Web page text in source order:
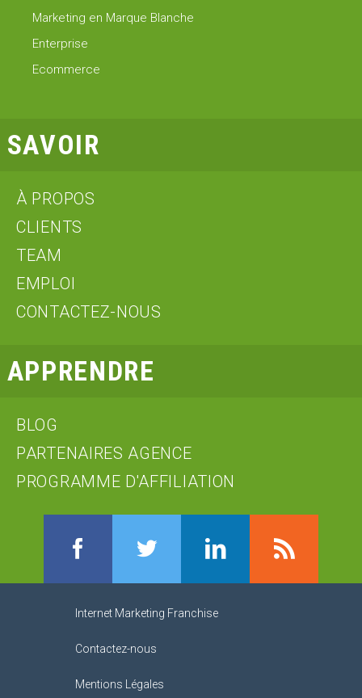
Marketing en Marque Blanche
Enterprise
Ecommerce
SAVOIR
À PROPOS
CLIENTS
TEAM
EMPLOI
CONTACTEZ-NOUS
APPRENDRE
BLOG
PARTENAIRES AGENCE
PROGRAMME D'AFFILIATION
Facebook Twitter LinkedIn
Internet Marketing Franchise
Contactez-nous
Mentions Légales